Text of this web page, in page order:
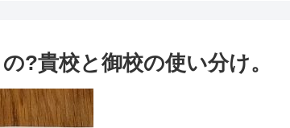
?貴校と御校の使い分け。